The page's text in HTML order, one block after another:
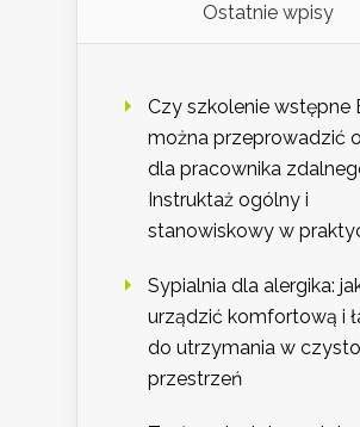
Ostatnie wpisy
Czy szkolenie wstępne
można przeprowadzić
dla pracownika
Instruktaż ogólny i
stanowiskowy w
Sypialnia dla alergika:
urządzić komfortową i
do utrzymania w
przestrzeń